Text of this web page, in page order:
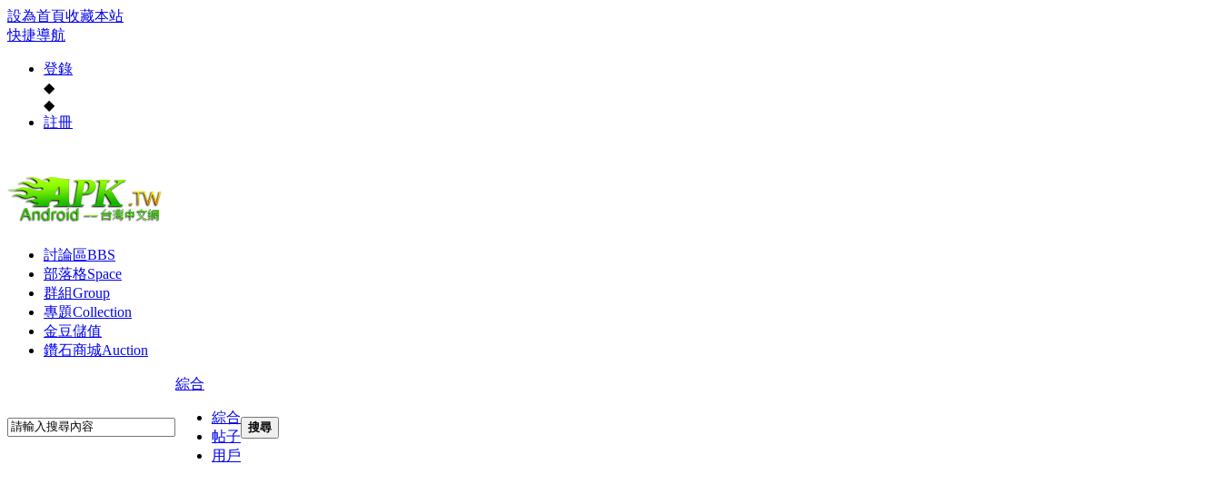
設為首頁收藏本站
快捷導航
登錄
◆
◆
註冊
討論區BBS
部落格Space
群組Group
專題Collection
金豆儲值
鑽石商城Auction
綜合
綜合
帖子
用戶
搜尋